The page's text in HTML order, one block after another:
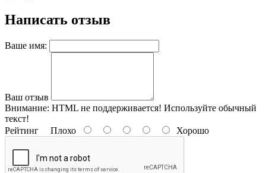
Написать отзыв
Ваше имя:
Ваш отзыв
Внимание: HTML не поддерживается! Используйте обычный
текст!
Рейтинг Плохо Хорошо